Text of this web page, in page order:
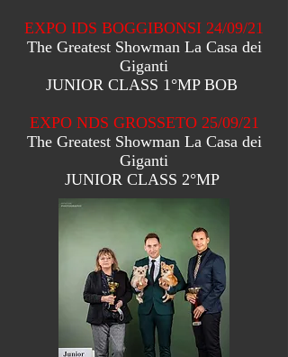
EXPO IDS BOGGIBONSI 24/09/21
The Greatest Showman La Casa dei
Giganti
JUNIOR CLASS 1°MP BOB
EXPO NDS GROSSETO 25/09/21
The Greatest Showman La Casa dei
Giganti
JUNIOR CLASS 2°MP